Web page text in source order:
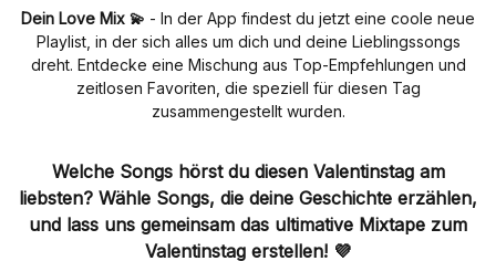
Dein Love Mix 💫 - In der App findest du jetzt eine coole neue
Playlist, in der sich alles um dich und deine Lieblingssongs
dreht. Entdecke eine Mischung aus Top-Empfehlungen und
zeitlosen Favoriten, die speziell für diesen Tag
zusammengestellt wurden.
Welche Songs hörst du diesen Valentinstag am
liebsten? Wähle Songs, die deine Geschichte erzählen,
und lass uns gemeinsam das ultimative Mixtape zum
Valentinstag erstellen! 💜